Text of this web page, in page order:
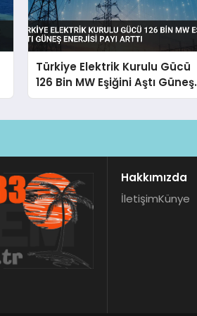
Türkiye Elektrik Kurulu Gücü
126 Bin MW Eşiğini Aştı Güneş
Enerjisi Payı Arttı
Hakkımızda
İletişimKünye